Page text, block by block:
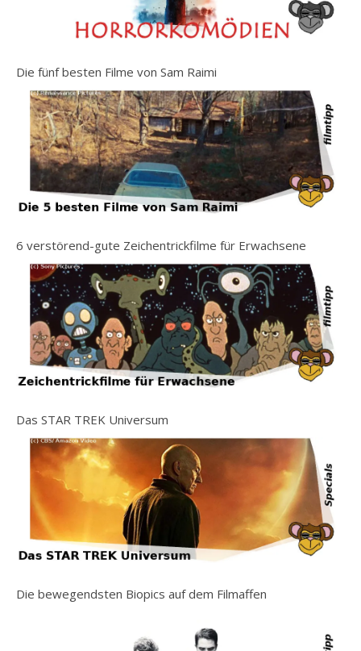
Die fünf besten Filme von Sam Raimi
6 verstörend-gute Zeichentrickfilme für Erwachsene
Das STAR TREK Universum
Die bewegendsten Biopics auf dem Filmaffen